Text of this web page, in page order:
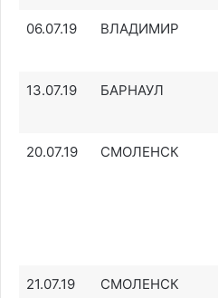
06.07.19 ВЛАДИМИР
13.07.19 БАРНАУЛ
20.07.19 СМОЛЕНСК
21.07.19 СМОЛЕНСК